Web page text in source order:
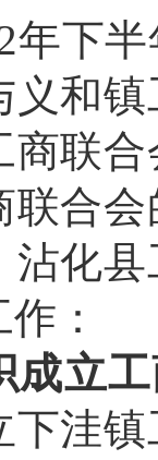
下半
义和
商联
联合
沾化
：
成立
下洼